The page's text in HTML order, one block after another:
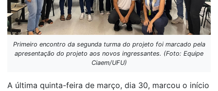
Primeiro encontro da segunda turma do projeto foi marcado pela
apresentação do projeto aos novos ingressantes. (Foto: Equipe
Ciaem/UFU)
A última quinta-feira de março, dia 30, marcou o início